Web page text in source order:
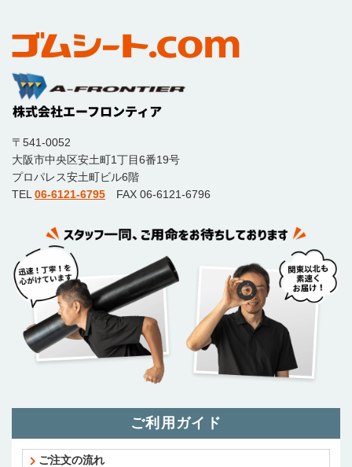
〒541-0052
大阪市中央区安土町1丁目6番19号
プロパレス安土町ビル6階
TEL 06-6121-6795 FAX 06-6121-6796
ご利用ガイド
ご注文の流れ